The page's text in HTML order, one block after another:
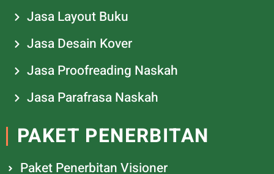
Jasa Layout Buku
Jasa Desain Kover
Jasa Proofreading Naskah
Jasa Parafrasa Naskah
PAKET PENERBITAN
Paket Penerbitan Visioner